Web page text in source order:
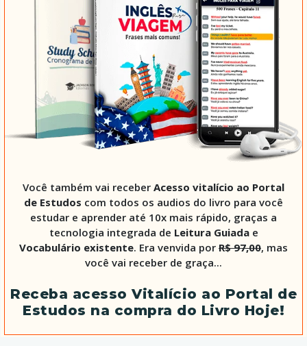
Você também vai receber Acesso vitalício ao Portal
de Estudos com todos os audios do livro para você
estudar e aprender até 10x mais rápido, graças a
tecnologia integrada de Leitura Guiadae
Vocabulário existente. Era venvida por R$ 97,00, mas
você vai receber de graça...
Receba acesso Vitalício ao Portal de
Estudos na compra do Livro Hoje!